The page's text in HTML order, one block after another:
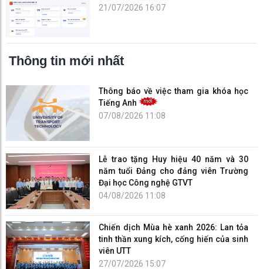
21/07/2026 16:07
Thông tin mới nhất
Thông báo về việc tham gia khóa học
Tiếng Anh
07/08/2026 11:08
Lễ trao tặng Huy hiệu 40 năm và 30
năm tuổi Đảng cho đảng viên Trường
Đại học Công nghệ GTVT
04/08/2026 11:08
Chiến dịch Mùa hè xanh 2026: Lan tỏa
tinh thần xung kích, cống hiến của sinh
viên UTT
27/07/2026 15:07